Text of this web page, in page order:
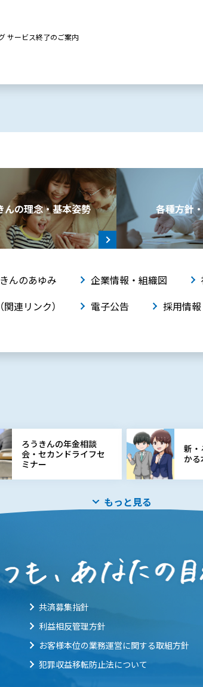
サービス終了のご案内
んの理念・基本姿勢 各種方針
んのあゆみ 企業情報・組織図
関連リンク）
電子公告 採用情報
ろうきんの年金相談
会・セカンドライフセ
ミナー
新・
かる
もっと見る
共済募集指針
利益相反管理方針
お客様本位の業務運営に関する取組方針
犯罪収益移転防止法について